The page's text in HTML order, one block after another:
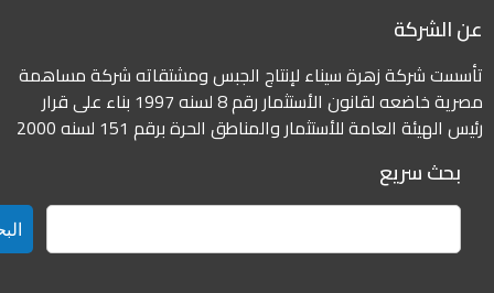
شركة زهرة سيناء لإنتاج الجبس ومشتقاته شركة مساهمة
مصرية خاضعه لقانون الأستثمار رقم 8 لسنه 1997 بناء على قرار
العامة للأستثمار والمناطق الحرة برقم 151 لسنه 2000
بحث سريع
البحث